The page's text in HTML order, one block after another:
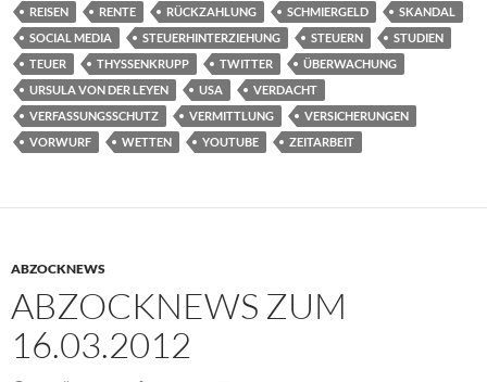
REISEN
RENTE RÜCKZAHLUNG SCHMIERGELD
SKANDAL
SOCIAL MEDIA
STEUERHINTERZIEHUNG STEUERN
STUDIEN
TEUER
THYSSENKRUPP TWITTER
ÜBERWACHUNG
URSULA VON DER LEYEN
USA
VERDACHT
VERFASSUNGSSCHUTZ
VERMITTLUNG
VERSICHERUNGEN
VORWURF
WETTEN YOUTUBE ZEITARBEIT
ABZOCKNEWS
ABZOCKNEWS ZUM
16.03.2012